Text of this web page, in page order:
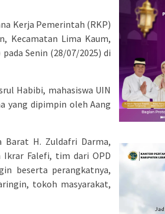
Kerja Pemerintah (RKP)
Kecamatan Lima Kaum,
Senin (28/07/2025) di
Habibi, mahasiswa UIN
yang dipimpin oleh Aang
Barat H. Zuldafri Darma,
Ikrar Falefi, tim dari OPD
beserta perangkatnya,
tokoh masyarakat,